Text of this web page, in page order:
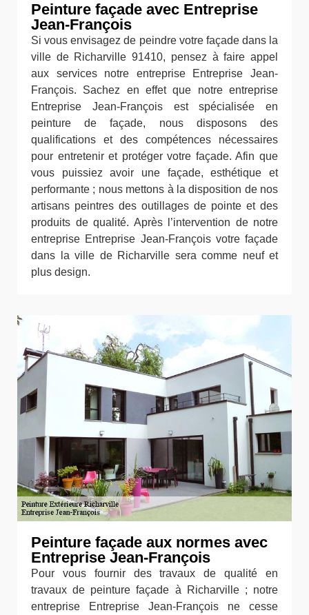
Peinture façade avec Entreprise
Jean-François
Si vous envisagez de peindre votre façade dans la
ville de Richarville 91410, pensez à faire appel
aux services notre entreprise Entreprise Jean-
François. Sachez en effet que notre entreprise
Entreprise Jean-François est spécialisée en
peinture de façade, nous disposons des
qualifications et des compétences nécessaires
pour entretenir et protéger votre façade. Afin que
vous puissiez avoir une façade, esthétique et
performante ; nous mettons à la disposition de nos
artisans peintres des outillages de pointe et des
produits de qualité. Après l’intervention de notre
entreprise Entreprise Jean-François votre façade
dans la ville de Richarville sera comme neuf et
plus design.
Peinture façade aux normes avec
Entreprise Jean-François
Pour vous fournir des travaux de qualité en
travaux de peinture façade à Richarville ; notre
entreprise Entreprise Jean-François ne cesse